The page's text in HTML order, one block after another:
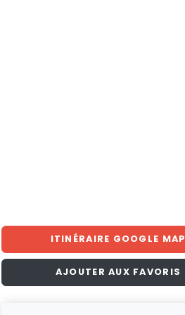
ITINÉRAIRE GOOGLE MAP
AJOUTER AUX FAVORIS